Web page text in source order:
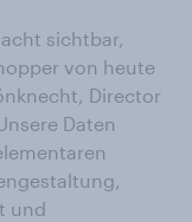
sichtbar,
von heute
Director
Daten
und